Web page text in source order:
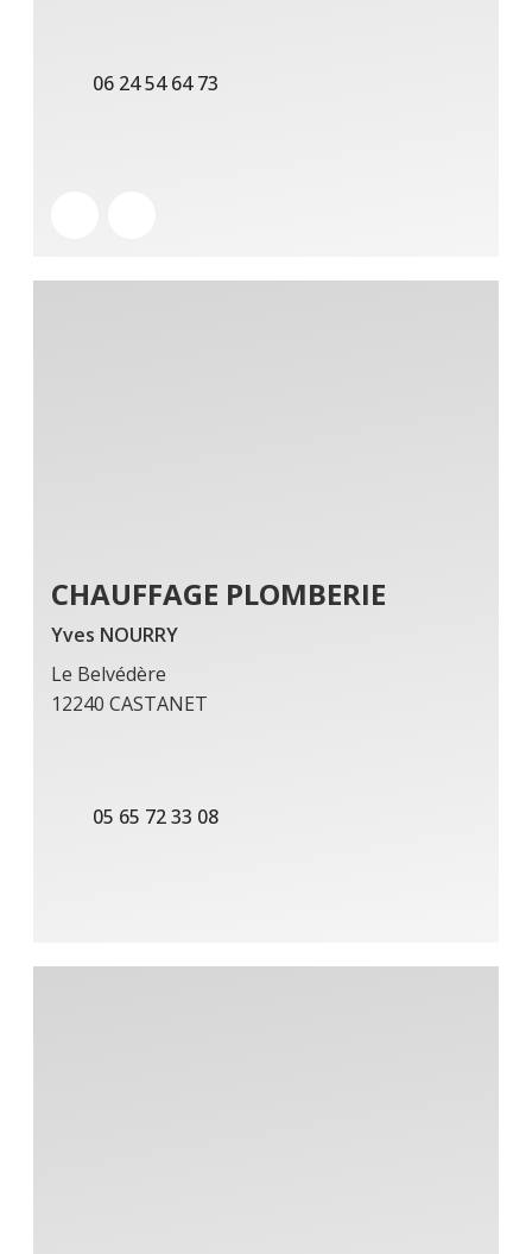
06 24 54 64 73
CHAUFFAGE PLOMBERIE
Yves NOURRY
Le Belvédère
12240 CASTANET
05 65 72 33 08